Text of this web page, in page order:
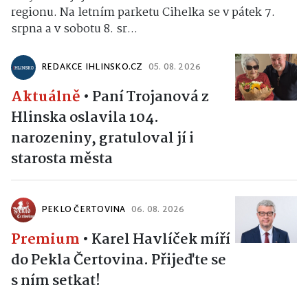
regionu. Na letním parketu Cihelka se v pátek 7.
srpna a v sobotu 8. sr...
REDAKCE IHLINSKO.CZ 05. 08. 2026
Aktuálně • Paní Trojanová z
Hlinska oslavila 104.
narozeniny, gratuloval jí i
starosta města
PEKLO ČERTOVINA 06. 08. 2026
Premium • Karel Havlíček míří
do Pekla Čertovina. Přijeďte se
s ním setkat!